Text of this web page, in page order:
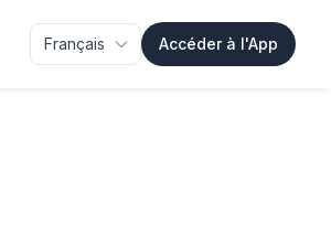
Accéder à l'App